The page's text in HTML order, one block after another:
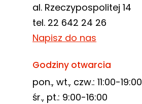
al. Rzeczypospolitej 14
tel. 22 642 24 26
Napisz do nas
Godziny otwarcia
pon., wt., czw.: 11:00-19:00
śr., pt.: 9:00-16:00